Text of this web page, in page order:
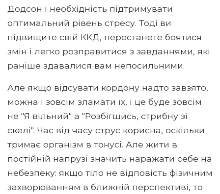
Додсон і необхідність підтримувати
оптимальний рівень стресу. Тоді ви
підвищите свій ККД, перестанете боятися
змін і легко розправитися з завданнями, які
раніше здавалися вам непосильними.
Але якщо відсувати кордону надто завзято,
можна і зовсім зламати їх, і це буде зовсім
не "Я вільний" а "Розбігшись, стрибну зі
скелі". Час від часу струс корисна, оскільки
тримає організм в тонусі. Але жити в
постійній напрузі значить наражати себе на
небезпеку: якщо тіло не відповість фізичним
захворюванням в ближній перспективі, то